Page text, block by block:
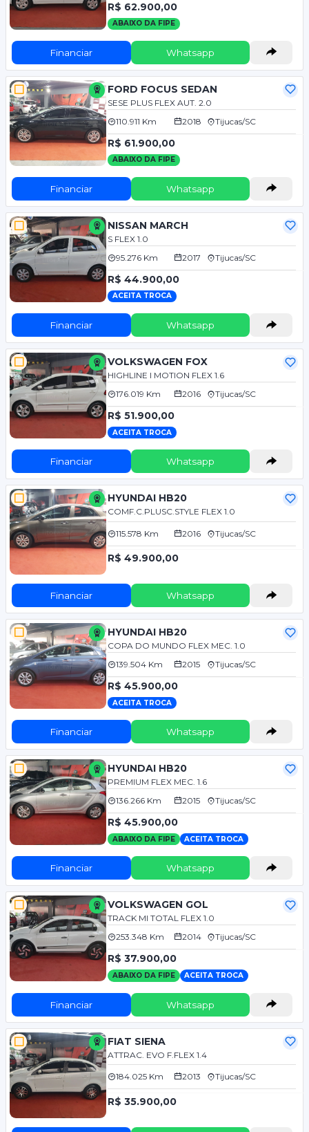
R$ 62.900,00
ABAIXO DA FIPE
Financiar Whatsapp
FORD FOCUS SEDAN
SESE PLUS FLEX AUT. 2.0
110.911 Km
2018 Tijucas/SC
R$ 61.900,00
ABAIXO DA FIPE
Financiar Whatsapp
NISSAN MARCH
S FLEX 1.0
95.276 Km
2017 Tijucas/SC
R$ 44.900,00
ACEITA TROCA
Financiar Whatsapp
VOLKSWAGEN FOX
HIGHLINE I MOTION FLEX 1.6
176.019 Km
2016 Tijucas/SC
R$ 51.900,00
ACEITA TROCA
Financiar Whatsapp
HYUNDAI HB20
COMF.C.PLUSC.STYLE FLEX 1.0
115.578 Km 2016 Tijucas/SC
R$ 49.900,00
Financiar Whatsapp
HYUNDAI HB20
COPA DO MUNDO FLEX MEC. 1.0
139.504 Km
2015 Tijucas/SC
R$ 45.900,00
ACEITA TROCA
Financiar Whatsapp
HYUNDAI HB20
PREMIUM FLEX MEC. 1.6
136.266 Km
2015 Tijucas/SC
R$ 45.900,00
ABAIXO DA FIPE ACEITA TROCA
Financiar Whatsapp
VOLKSWAGEN GOL
TRACK MI TOTAL FLEX 1.0
253.348 Km
2014 Tijucas/SC
R$ 37.900,00
ABAIXO DA FIPE ACEITA TROCA
Financiar Whatsapp
FIAT SIENA
ATTRAC. EVO F.FLEX 1.4
184.025 Km 2013 Tijucas/SC
R$ 35.900,00